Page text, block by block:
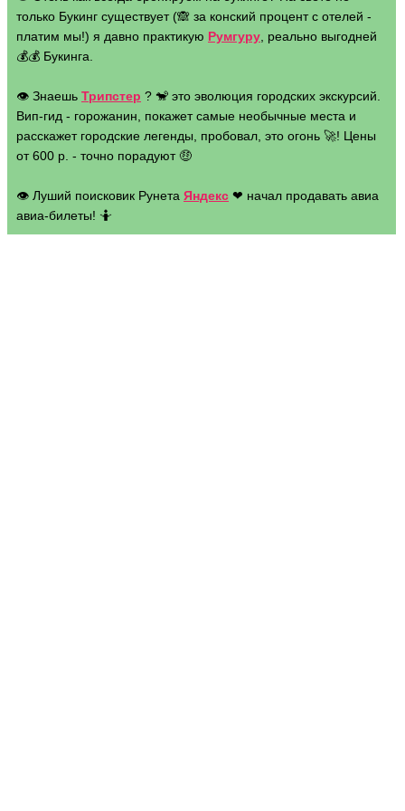
только Букинг существует (🙈 за конский процент с отелей -
платим мы!) я давно практикую Румгуру , реально выгодней
💰💰 Букинга.
👁 Знаешь Трипстер ? 🐒 это эволюция городских экскурсий.
Вип-гид - горожанин, покажет самые необычные места и
расскажет городские легенды, пробовал, это огонь 🚀! Цены
от 600 р. - точно порадуют 🤑
👁 Луший поисковик Рунета Яндекс ❤ начал продавать авиа
авиа-билеты! 🤷